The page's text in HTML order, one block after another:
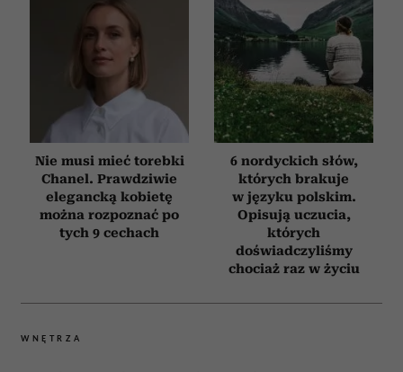
Nie musi mieć torebki
Chanel. Prawdziwie
elegancką kobietę
można rozpoznać po
tych 9 cechach
6 nordyckich słów,
których brakuje
w języku polskim.
Opisują uczucia,
których
doświadczyliśmy
chociaż raz w życiu
WNĘTRZA